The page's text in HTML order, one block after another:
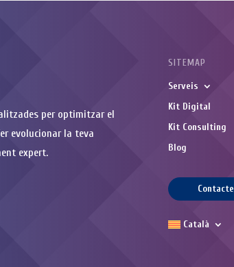
per optimitzar el
evolucionar la teva
expert.
SITEMAP
Serveis
Kit Digital
Kit Consulting
Blog
Contacte
Català